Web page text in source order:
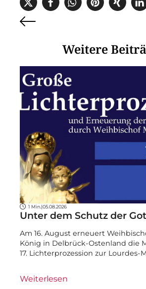
Weitere
1 Min. |05.08.2026
Unter dem Schutz der
Am 16. August erneuert
König in Delbrück-Ostenland die
17. Lichterprozession zur Lourdes-
Weiterlesen
100